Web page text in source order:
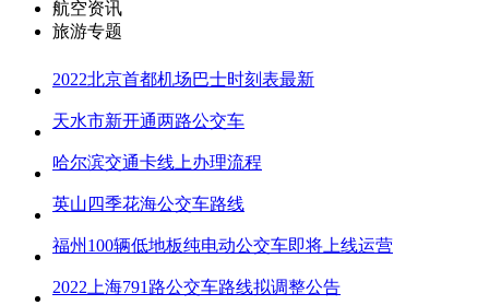
航空资讯
旅游专题
2022北京首都机场巴士时刻表最新
天水市新开通两路公交车
哈尔滨交通卡线上办理流程
英山四季花海公交车路线
福州100辆低地板纯电动公交车即将上线运营
2022上海791路公交车路线拟调整公告